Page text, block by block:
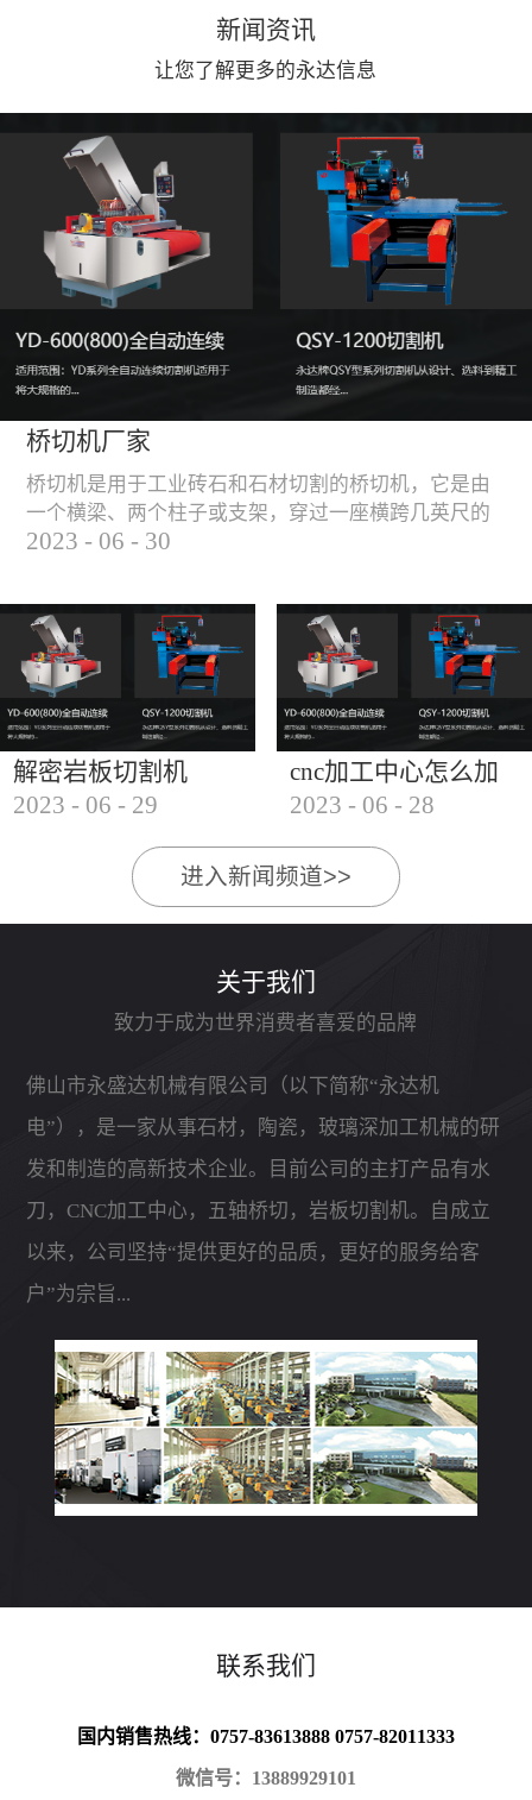
工与上下板分开，便
捷，高效。5、19”显示
屏，按钮、遥杆集成面
板，操作快速、简便。
学。2、操作系统简单
易用；采用进口伺服、
稳、可靠。3、前后刀
切割，带去毛刺倒角功
能，不伤石材、瓷砖表
面，不崩边。4、大板
平稳输送进出，切割加
工与上下板分开，便
捷，高效。5、19”显示
屏，按钮、遥杆集成面
板，操作快速、简便。
桥切（含输送板材平
台）
新闻资讯
让您了解更多的永达信息
桥切机厂家
桥切机是用于工业砖石和石材切割的桥切机，它是由
一个横梁、两个柱子或支架，穿过一座横跨几英尺的
桥而构成，因其形状而得名。随着石材和工业砖石的
是用于实现快速切割大型石材和工业砖石的机器，具
有高效、节能、环保等优点，是现代建筑行业必不可
少的设备之一。但是，如何选择合适的桥切机厂家也
是很多消费者不得不面对的问题。选择一个靠谱的桥
切机厂家，是保证桥切机使用效果和...
2023 - 06 - 30
解密岩板切割机
2023 - 06 - 29
cnc加工中心怎么加
工石材
2023 - 06 - 28
进入新闻频道>>
关于我们
致力于成为世界消费者喜爱的品牌
佛山市永盛达机械有限公司（以下简称“永达机
电”），是一家从事石材，陶瓷，玻璃深加工机械的研
发和制造的高新技术企业。目前公司的主打产品有水
刀，CNC加工中心，五轴桥切，岩板切割机。自成立
以来，公司坚持“提供更好的品质，更好的服务给客
户”为宗旨...
联系我们
国内销售热线：0757-83613888 0757-82011333
微信号：13889929101